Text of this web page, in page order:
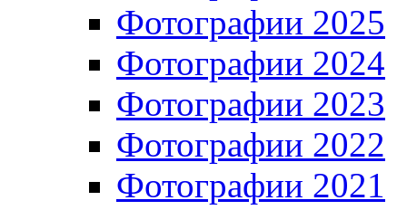
Фотографии 2025
Фотографии 2024
Фотографии 2023
Фотографии 2022
Фотографии 2021